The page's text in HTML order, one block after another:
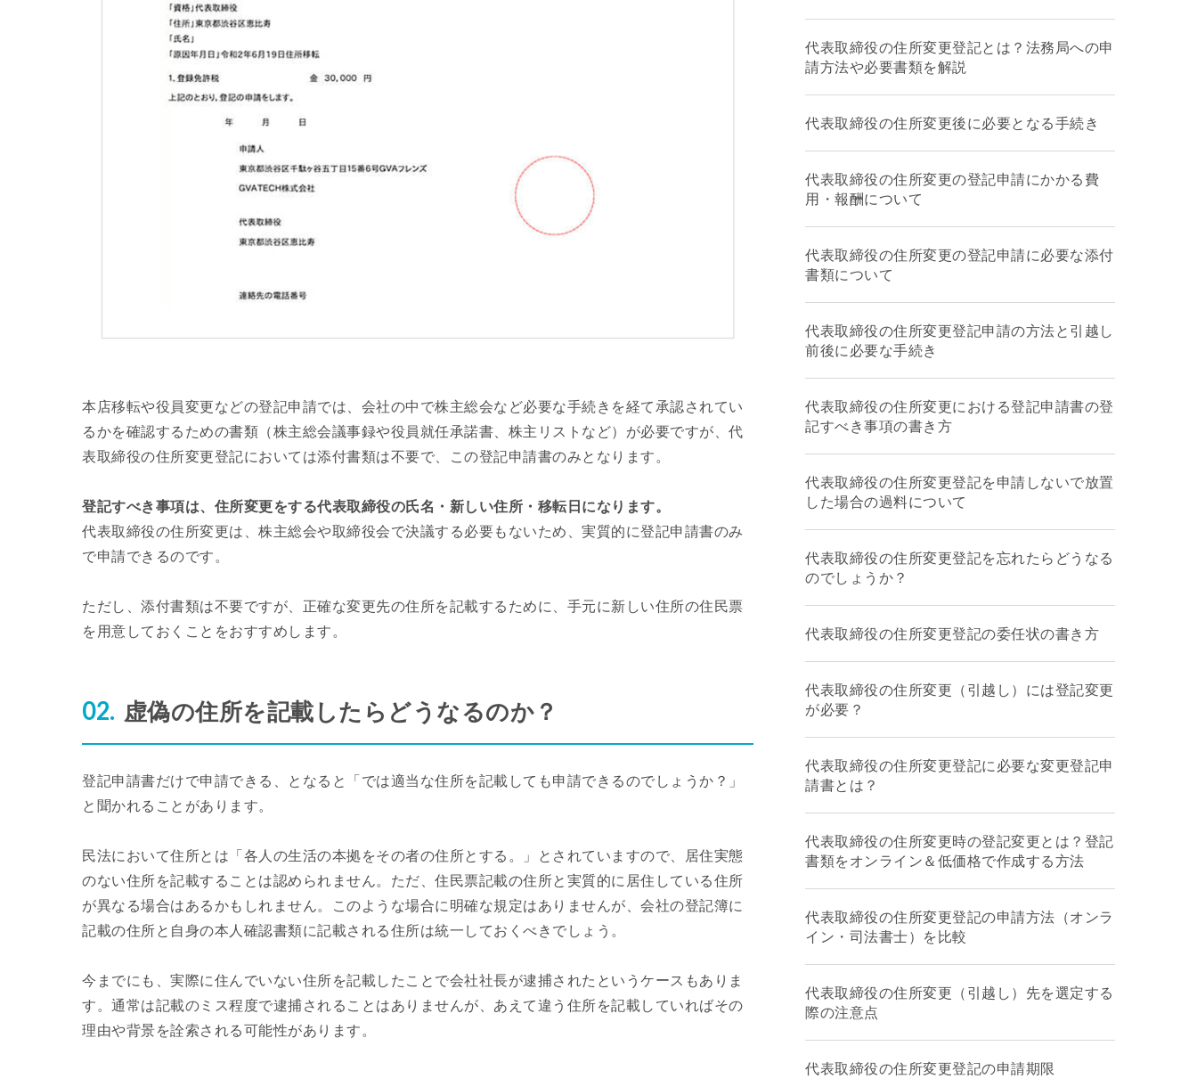
本店移転や役員変更などの登記申請では、会社の中で株主総会など必要な手続きを経て承認されてい
るかを確認するための書類（株主総会議事録や役員就任承諾書、株主リストなど）が必要ですが、代
表取締役の住所変更登記においては添付書類は不要で、この登記申請書のみとなります。
登記すべき事項は、住所変更をする代表取締役の氏名・新しい住所・移転日になります。
代表取締役の住所変更は、株主総会や取締役会で決議する必要もないため、実質的に登記申請書のみ
で申請できるのです。
ただし、添付書類は不要ですが、正確な変更先の住所を記載するために、手元に新しい住所の住民票
を用意しておくことをおすすめします。
虚偽の住所を記載したらどうなるのか？
登記申請書だけで申請できる、となると「では適当な住所を記載しても申請できるのでしょうか？」
と聞かれることがあります。
民法において住所とは「各人の生活の本拠をその者の住所とする。」とされていますので、居住実態
のない住所を記載することは認められません。ただ、住民票記載の住所と実質的に居住している住所
が異なる場合はあるかもしれません。このような場合に明確な規定はありませんが、会社の登記簿に
記載の住所と自身の本人確認書類に記載される住所は統一しておくべきでしょう。
今までにも、実際に住んでいない住所を記載したことで会社社長が逮捕されたというケースもありま
す。通常は記載のミス程度で逮捕されることはありませんが、あえて違う住所を記載していればその
理由や背景を詮索される可能性があります。
代表取締役の住所変更登記とは？法務局への申
請方法や必要書類を解説
代表取締役の住所変更後に必要となる手続き
代表取締役の住所変更の登記申請にかかる費
用・報酬について
代表取締役の住所変更の登記申請に必要な添付
書類について
代表取締役の住所変更登記申請の方法と引越し
前後に必要な手続き
代表取締役の住所変更における登記申請書の登
記すべき事項の書き方
代表取締役の住所変更登記を申請しないで放置
した場合の過料について
代表取締役の住所変更登記を忘れたらどうなる
のでしょうか？
代表取締役の住所変更登記の委任状の書き方
代表取締役の住所変更（引越し）には登記変更
が必要？
代表取締役の住所変更登記に必要な変更登記申
請書とは？
代表取締役の住所変更時の登記変更とは？登記
書類をオンライン＆低価格で作成する方法
代表取締役の住所変更登記の申請方法（オンラ
イン・司法書士）を比較
代表取締役の住所変更（引越し）先を選定する
際の注意点
代表取締役の住所変更登記の申請期限